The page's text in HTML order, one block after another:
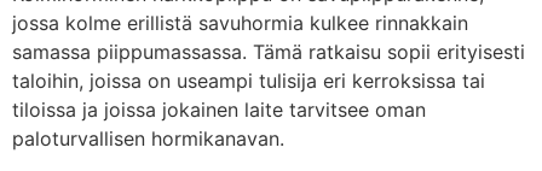
jossa kolme erillistä savuhormia kulkee rinnakkain
samassa piippumassassa. Tämä ratkaisu sopii erityisesti
taloihin, joissa on useampi tulisija eri kerroksissa tai
tiloissa ja joissa jokainen laite tarvitsee oman
paloturvallisen hormikanavan.